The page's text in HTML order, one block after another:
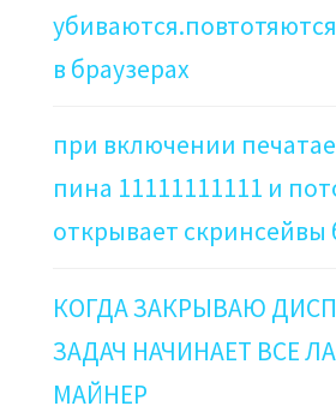
в браузерах
при включении
пина 11111111111 и
открывает скринсейвы
КОГДА ЗАКРЫВАЮ
ЗАДАЧ НАЧИНАЕТ ВСЕ
МАЙНЕР